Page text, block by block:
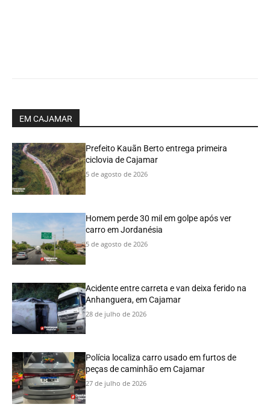
EM CAJAMAR
Prefeito Kauãn Berto entrega primeira
ciclovia de Cajamar
5 de agosto de 2026
Homem perde 30 mil em golpe após ver
carro em Jordanésia
5 de agosto de 2026
Acidente entre carreta e van deixa ferido na
Anhanguera, em Cajamar
28 de julho de 2026
Polícia localiza carro usado em furtos de
peças de caminhão em Cajamar
27 de julho de 2026